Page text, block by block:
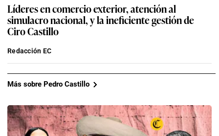
Líderes en comercio exterior, atención al
simulacro nacional, y la ineficiente gestión de
Ciro Castillo
Redacción EC
Más sobre Pedro Castillo